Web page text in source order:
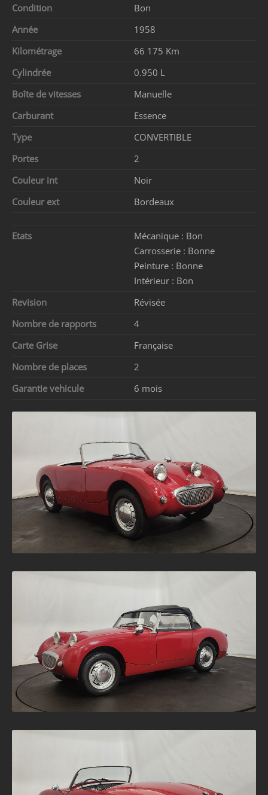
Condition
Bon
Année
1958
Kilométrage
66 175 Km
Cylindrée
0.950 L
Boîte de vitesses
Manuelle
Carburant
Essence
Type
CONVERTIBLE
Portes
2
Couleur int
Noir
Couleur ext
Bordeaux
Etats Mécanique : Bon
Carrosserie : Bonne
Peinture : Bonne
Intérieur : Bon
Revision
Révisée
Nombre de rapports
4
Carte Grise
Française
Nombre de places
2
Garantie vehicule
6 mois